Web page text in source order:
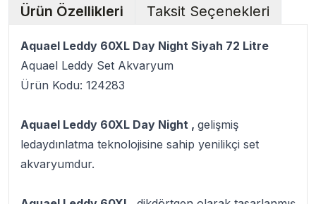
Ürün Özellikleri Taksit Seçenekleri
Aquael Leddy 60XL Day Night Siyah 72 Litre
Aquael Leddy Set Akvaryum
Ürün Kodu: 124283
Aquael Leddy 60XL Day Night , gelişmiş
ledaydınlatma teknolojisine sahip yenilikçi set
akvaryumdur.